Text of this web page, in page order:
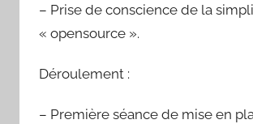
– Prise de conscience de la
« opensource ».
Déroulement :
– Première séance de mise en